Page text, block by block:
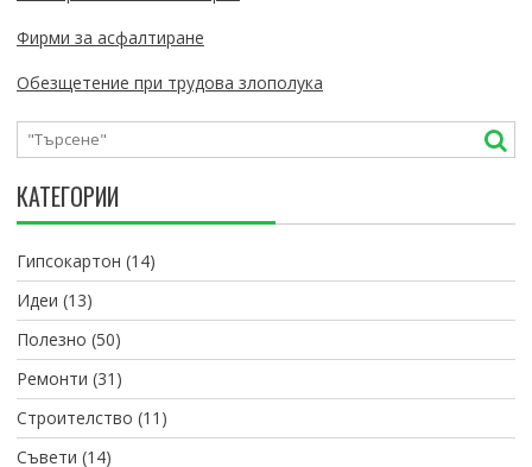
Фирми за асфалтиране
Обезщетение при трудова злополука
КАТЕГОРИИ
Гипсокартон (14)
Идеи (13)
Полезно (50)
Ремонти (31)
Строителство (11)
Съвети (14)